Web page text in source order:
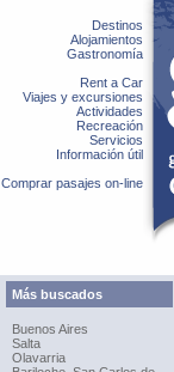
Destinos
Alojamientos
Gastronomía
Rent a Car
Viajes y excursiones
Actividades
Recreación
Servicios
Información útil
Comprar pasajes on-line
Más buscados
Buenos Aires
Salta
Olavarria